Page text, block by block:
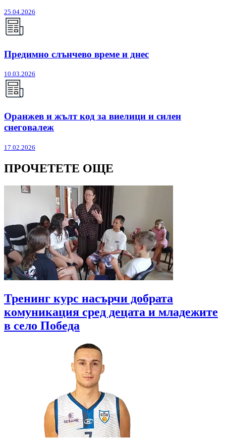
25.04.2026
Предимно слънчево време и днес
10.03.2026
Оранжев и жълт код за виелици и силен
снеговалеж
17.02.2026
ПРОЧЕТЕТЕ ОЩЕ
Тренинг курс насърчи добрата
комуникация сред децата и младежите
в село Победа